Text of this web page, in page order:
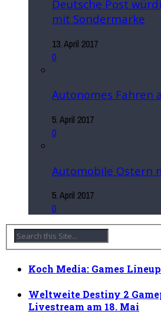
Deutsche Post
mit Sondermarke
13. April 2017
0
Autonomes Fahren
5. April 2017
0
Automobile Ostern
5. April 2017
0
Koch Media: Games
Weltweite Destiny 2
Livestream am 18. Mai